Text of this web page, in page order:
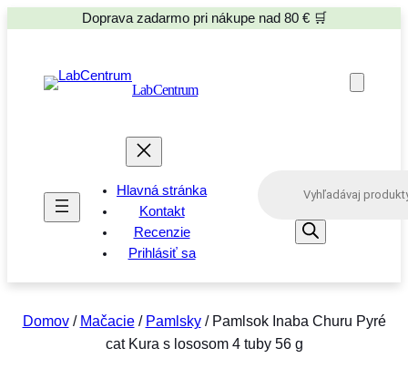
Doprava zadarmo pri nákupe nad 80 € 🛒
LabCentrum
Hlavná stránka
Kontakt
Recenzie
Prihlásiť sa
s
e
r
Domov/ Mačacie/ Pamlsky/ Pamlsok Inaba Churu Pyré
cat Kura s lososom 4 tuby 56 g